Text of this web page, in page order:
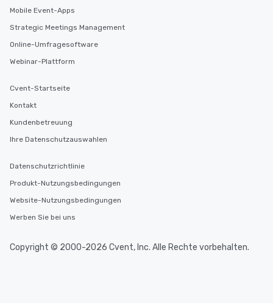
Mobile Event-Apps
Strategic Meetings Management
Online-Umfragesoftware
Webinar-Plattform
Cvent-Startseite
Kontakt
Kundenbetreuung
Ihre Datenschutzauswahlen
Datenschutzrichtlinie
Produkt-Nutzungsbedingungen
Website-Nutzungsbedingungen
Werben Sie bei uns
Copyright © 2000-2026 Cvent, Inc. Alle Rechte vorbehalten.